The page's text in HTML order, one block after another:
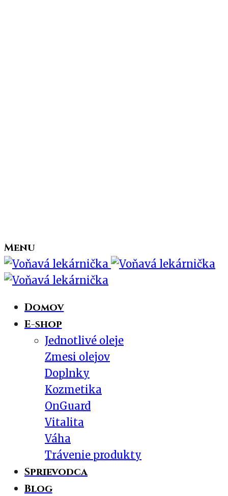
Menu
Domov
E-shop
Jednotlivé oleje
Zmesi olejov
Doplnky
Kozmetika
OnGuard
Vitalita
Váha
Trávenie produkty
Sprievodca
Blog